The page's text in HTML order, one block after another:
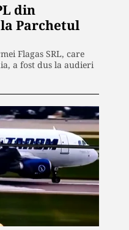
din
Parchetul
Flagas SRL, care
a fost dus la audieri